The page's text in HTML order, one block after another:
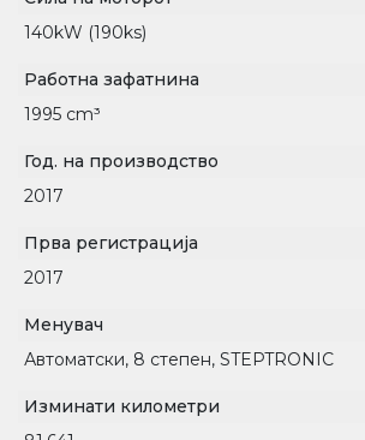
140kW (190ks)
Работна зафатнина
1995 сm³
Год. на производство
2017
Прва регистрација
2017
Менувач
Автоматски, 8 степен, STEPTRONIC
Изминати километри